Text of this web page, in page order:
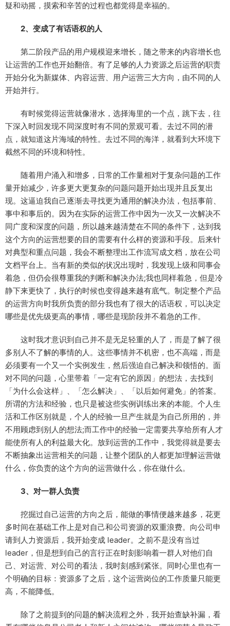
疑和动摇，摸索和辛苦的过程也都觉得是幸福的。
2、变成了有话语权的人
第二阶段产品的用户规模迎来增长，随之带来的内容增长也
让运营的工作也开始翻倍。有了足够的人力资源之后运营的职责
开始分化为新媒体、内容运营、用户运营三大方向，由不同的人
开始并行。
有时候觉得运营就像潜水，选择海里的一个点，跳下去，往
下深入时回发现不同深度时有不同的景观可看。去过不同的潜
点，就知道这片海域的特性。去过不同的海洋，就看到大环境下
截然不同的环境和特性。
随着用户涌入和增多，日常的工作量相对于复杂问题的工作
量开始减少，许多更大更复杂的问题问题开始出现并且反复出
现。这逼迫我自己逐渐去寻找更为通用的解决办法，包括事前、
事中和事后的。因为在实际的运营工作中因为一次又一次解决不
同广度和深度的问题，所以越来越清楚在不同的条件下，达到我
这个方向的运营想要的目的需要有什么样的资源和手段。后来针
对典型和重点问题，我会不断整理出工作流写成文档，放在公司
文档平台上。当有新的类似的状况出现时，我发现上级和同事会
着急，但仍会很尊重我的判断和解决办法;我也同样着急，但是冷
静下来更快了，执行的时候也变得越来越有底气。制定整个产品
的运营方向时我所负责的部分我也有了很大的话语权，可以决定
哪些是优先级更高的事情，哪些是现阶段并不着急的工作。
这时我才意识到自己并不是无足轻重的人了，而是了解了很
多别人不了解的事情的人。这些事情并不机密，也不高端，而是
必须要有一个又一个实例发生，然后强迫自己解决和领悟的。面
对不同的问题，心里带着「一定有它的原因」的想法，去找到
「为什么会这样」、「怎么解决」、「以后如何避免」的答案。
所谓的方法和经验，也只是被这些实例训练出来的本能。个人生
活和工作区别就是，个人的经验一旦产生就是为自己所用的，并
不用顾虑到别人的想法;而工作中的经验一定需要共享给所有人才
能使所有人的利益最大化。放到运营的工作中，我觉得就是要去
不断抽象出运营相关的问题，让整个团队的人都更加理解运营做
什么，你负责的这个方向的运营做什么，你在做什么。
3、对一群人负责
挖掘过自己运营的方向之后，能做的事情便越来越多，花更
多时间在基础工作上是对自己和公司资源的双重浪费。向公司申
请到人力资源后，我开始变成 leader。之前不是没有当过
leader，但是想到自己的言行正在时刻影响着一群人对他们自
己、对运营、对公司的看法，我时刻感到紧张。同时心里也有一
个明确的目标：资源多了之后，这个运营岗位的工作质量只能更
高，不能降低。
除了之前提到的问题的解决流程之外，我开始查缺补漏，看